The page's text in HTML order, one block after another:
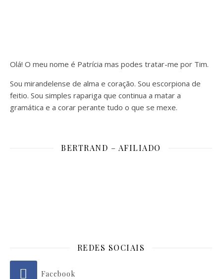
Olá! O meu nome é Patrícia mas podes tratar-me por Tim.
Sou mirandelense de alma e coração. Sou escorpiona de
feitio. Sou simples rapariga que continua a matar a
gramática e a corar perante tudo o que se mexe.
BERTRAND – AFILIADO
REDES SOCIAIS
Facebook